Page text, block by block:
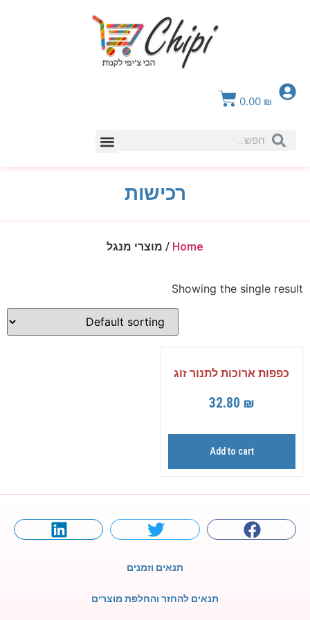
0.00 ₪
רכישות
Home / מוצרי מנגל
Showing the single result
כפפות ארוכות לתנור זוג
32.80 ₪
Add to cart
תנאים וזמנים
תנאים להחזר והחלפת מוצרים